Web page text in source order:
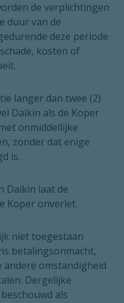
de verplichtingen
duur van de
deze periode
kosten of
langer dan twee (2)
Daikin als de Koper
onmiddellijke
zonder dat enige
is.
Daikin laat de
Koper onverlet.
niet toegestaan
betalingsonmacht,
omstandigheid
Dergelijke
als